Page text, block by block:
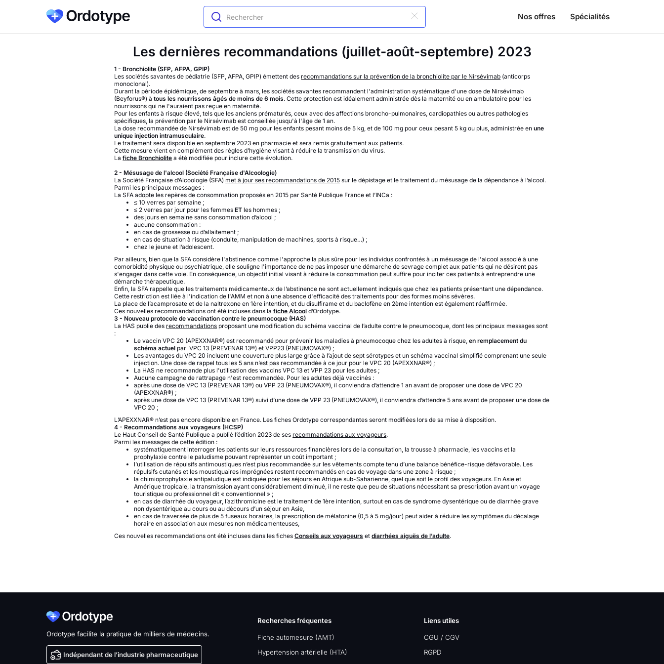
Nos offres Spécialités
Les dernières recommandations (juillet-août-septembre) 2023
1 - Bronchiolite (SFP, AFPA, GPIP)
Les sociétés savantes de pédiatrie (SFP, AFPA, GPIP) émettent des recommandations sur la prévention de la bronchiolite par le Nirsévimab (anticorps
monoclonal).
Durant la période épidémique, de septembre à mars, les sociétés savantes recommandent l'administration systématique d'une dose de Nirsévimab
(Beyforus®) à tous les nourrissons âgés de moins de 6 mois. Cette protection est idéalement administrée dès la maternité ou en ambulatoire pour les
nourrissons qui ne l'auraient pas reçue en maternité.
Pour les enfants à risque élevé, tels que les anciens prématurés, ceux avec des affections broncho-pulmonaires, cardiopathies ou autres pathologies
spécifiques, la prévention par le Nirsévimab est conseillée jusqu'à l'âge de 1 an.
La dose recommandée de Nirsévimab est de 50 mg pour les enfants pesant moins de 5 kg, et de 100 mg pour ceux pesant 5 kg ou plus, administrée enune
unique injection intramusculaire.
Le traitement sera disponible en septembre 2023 en pharmacie et sera remis gratuitement aux patients.
Cette mesure vient en complément des règles d’hygiène visant à réduire la transmission du virus.
Lafiche Bronchiolite a été modifiée pour inclure cette évolution.
2 - Mésusage de l'alcool (Société Française d'Alcoologie)
La Société Française d’Alcoologie (SFA) met à jour ses recommandations de 2015 sur le dépistage et le traitement du mésusage de la dépendance à l’alcool.
Parmi les principaux messages :
La SFA adopte les repères de consommation proposés en 2015 par Santé Publique France et l’INCa :
≤ 10 verres par semaine ;
≤ 2 verres par jour pour les femmesET les hommes ;
des jours en semaine sans consommation d’alcool ;
aucune consommation :
en cas de grossesse ou d’allaitement ;
en cas de situation à risque (conduite, manipulation de machines, sports à risque…) ;
chez le jeune et l’adolescent.
Par ailleurs, bien que la SFA considère l'abstinence comme l'approche la plus sûre pour les individus confrontés à un mésusage de l'alcool associé à une
comorbidité physique ou psychiatrique, elle souligne l'importance de ne pas imposer une démarche de sevrage complet aux patients qui ne désirent pas
s'engager dans cette voie. En conséquence, un objectif initial visant à réduire la consommation peut suffire pour inciter ces patients à entreprendre une
démarche thérapeutique.
Enfin, la SFA rappelle que les traitements médicamenteux de l’abstinence ne sont actuellement indiqués que chez les patients présentant une dépendance.
Cette restriction est liée à l'indication de l'AMM et non à une absence d'efficacité des traitements pour des formes moins sévères.
La place de l’acamprosate et de la naltrexone en 1ère intention, et du disulfirame et du baclofène en 2ème intention est également réaffirmée.
Ces nouvelles recommandations ont été incluses dans lafiche Alcool d’Ordotype.
3 - Nouveau protocole de vaccination contre le pneumocoque (HAS)
La HAS publie des recommandations proposant une modification du schéma vaccinal de l’adulte contre le pneumocoque, dont les principaux messages sont
:
Le vaccin VPC 20 (APEXXNAR®) est recommandé pour prévenir les maladies à pneumocoque chez les adultes à risque,en remplacement du
schéma actuel par VPC 13 (PREVENAR 13®) et VPP23 (PNEUMOVAX®) ;
Les avantages du VPC 20 incluent une couverture plus large grâce à l’ajout de sept sérotypes et un schéma vaccinal simplifié comprenant une seule
injection. Une dose de rappel tous les 5 ans n’est pas recommandée à ce jour pour le VPC 20 (APEXXNAR®) ;
La HAS ne recommande plus l'utilisation des vaccins VPC 13 et VPP 23 pour les adultes ;
Aucune campagne de rattrapage n'est recommandée. Pour les adultes déjà vaccinés :
après une dose de VPC 13 (PREVENAR 13®) ou VPP 23 (PNEUMOVAX®), il conviendra d’attendre 1 an avant de proposer une dose de VPC 20
(APEXXNAR®) ;
après une dose de VPC 13 (PREVENAR 13®) suivi d’une dose de VPP 23 (PNEUMOVAX®), il conviendra d’attendre 5 ans avant de proposer une dose de
VPC 20 ;
L’APEXXNAR® n’est pas encore disponible en France. Les fiches Ordotype correspondantes seront modifiées lors de sa mise à disposition.
4 - Recommandations aux voyageurs (HCSP)
Le Haut Conseil de Santé Publique a publié l’édition 2023 de ses recommandations aux voyageurs.
Parmi les messages de cette édition :
systématiquement interroger les patients sur leurs ressources financières lors de la consultation, la trousse à pharmacie, les vaccins et la
prophylaxie contre le paludisme pouvant représenter un coût important ;
l’utilisation de répulsifs antimoustiques n’est plus recommandée sur les vêtements compte tenu d’une balance bénéfice-risque défavorable. Les
répulsifs cutanés et les moustiquaires imprégnées restent recommandés en cas de voyage dans une zone à risque ;
la chimioprophylaxie antipaludique est indiquée pour les séjours en Afrique sub-Saharienne, quel que soit le profil des voyageurs. En Asie et
Amérique tropicale, la transmission ayant considérablement diminué, il ne reste que peu de situations nécessitant sa prescription avant un voyage
touristique ou professionnel dit « conventionnel » ;
en cas de diarrhée du voyageur, l’azithromicine est le traitement de 1ère intention, surtout en cas de syndrome dysentérique ou de diarrhée grave
non dysentérique au cours ou au décours d’un séjour en Asie,
en cas de traversée de plus de 5 fuseaux horaires, la prescription de mélatonine (0,5 à 5 mg/jour) peut aider à réduire les symptômes du décalage
horaire en association aux mesures non médicamenteuses,
Ces nouvelles recommandations ont été incluses dans les fichesConseils aux voyageurs etdiarrhées aiguës de l’adulte.
Ordotype facilite la pratique de milliers de médecins.
Indépendant de l’industrie pharmaceutique
Recherches fréquentes
Fiche automesure (AMT)
Hypertension artérielle (HTA)
Liens utiles
CGU / CGV
RGPD